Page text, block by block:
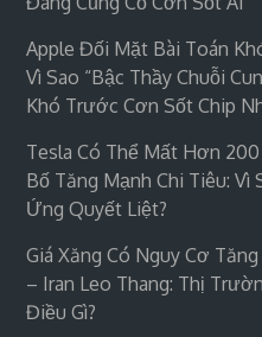
Apple Đối Mặt Bài Toán
Vì Sao “bậc Thầy Chuỗi
Khó Trước Cơn Sốt Chip
Tesla Có Thể Mất Hơn
Bố Tăng Mạnh Chi Tiêu: Vì
Ứng Quyết Liệt?
Giá Xăng Có Nguy Cơ
– Iran Leo Thang: Thị
Điều Gì?